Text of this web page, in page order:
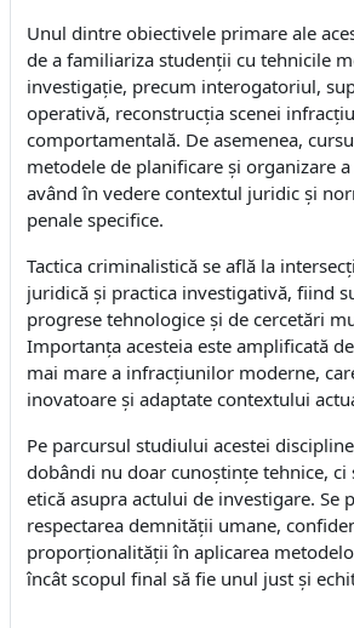
Unul dintre obiectivele primare ale
de a familiariza studenții cu tehnicile
investigație, precum interogatoriul,
operativă, reconstrucția scenei
comportamentală. De asemenea,
metodele de planificare și organizare
având în vedere contextul juridic și
penale specifice.
Tactica criminalistică se află la
juridică și practica investigativă, fiind
progrese tehnologice și de cercetări
Importanța acesteia este amplificată
mai mare a infracțiunilor moderne,
inovatoare și adaptate contextului
Pe parcursul studiului acestei
dobândi nu doar cunoștințe tehnice, ci
etică asupra actului de investigare. Se
respectarea demnității umane,
proporționalității în aplicarea
încât scopul final să fie unul just și